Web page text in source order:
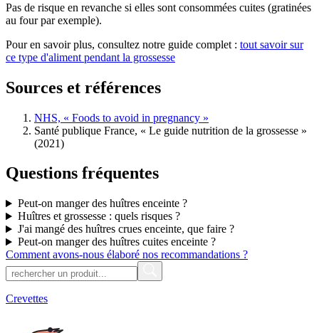
Pas de risque en revanche si elles sont consommées cuites (gratinées
au four par exemple).
Pour en savoir plus, consultez notre guide complet : tout savoir sur
ce type d'aliment pendant la grossesse
Sources et références
NHS, « Foods to avoid in pregnancy »
Santé publique France, « Le guide nutrition de la grossesse »
(2021)
Questions fréquentes
Peut-on manger des huîtres enceinte ?
Huîtres et grossesse : quels risques ?
J'ai mangé des huîtres crues enceinte, que faire ?
Peut-on manger des huîtres cuites enceinte ?
Comment avons-nous élaboré nos recommandations ?
Crevettes